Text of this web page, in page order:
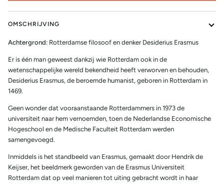
OMSCHRIJVING
Achtergrond: Rotterdamse filosoof en denker Desiderius Erasmus
Er is één man geweest dankzij wie Rotterdam ook in de
wetenschappelijke wereld bekendheid heeft verworven en behouden,
Desiderius Erasmus, de beroemde humanist, geboren in Rotterdam in
1469.
Geen wonder dat vooraanstaande Rotterdammers in 1973 de
universiteit naar hem vernoemden, toen de Nederlandse Economische
Hogeschool en de Medische Faculteit Rotterdam werden
samengevoegd.
Inmiddels is het standbeeld van Erasmus, gemaakt door Hendrik de
Keijser, het beeldmerk geworden van de Erasmus Universiteit
Rotterdam dat op veel manieren tot uiting gebracht wordt in haar